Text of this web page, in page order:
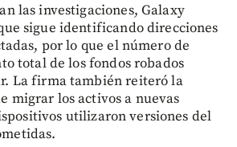
las investigaciones, Galaxy
sigue identificando direcciones
por lo que el número de
total de los fondos robados
La firma también reiteró la
migrar los activos a nuevas
utilizaron versiones del